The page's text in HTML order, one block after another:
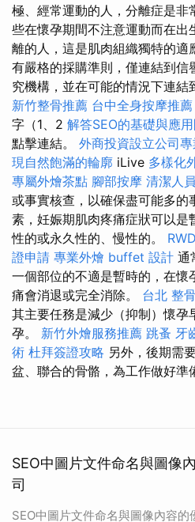
極、經常運動的人，分離症是非
些在懷孕期間不注意運動而在
離的人，這是肌肉組織獨特的適
有嚴格的採購準則，僅連結到信
究機構，並在可能的情況下連結
新竹整骨推薦 台中全身按摩推薦
字（1、2 解答SEO的基礎與應
點擊連結。 外商投資設立公司
現自然飽滿的輪廓 iLive 多樣化
專屬外燴茶點 腳部按摩 清潔人
或事實核查，以確保盡可能多的
素，妊娠期肌肉疼痛症狀可以是
性的或永久性的、慢性的。
證申請 專業外燴 buffet 設計 通
一個部位的不適是暫時的，在懷
痛會消退或完全消除。 台北 整骨
其主要任務是減少（抑制）懷孕
孕。 新竹外燴服務推薦 跳蚤 牙
術 杜拜簽證攻略 另外，後期需
盆、聯合的骨骼，為工作做好準
SEO中圖片文件命名與圖像
司
SEO中圖片文件命名與圖像內容的